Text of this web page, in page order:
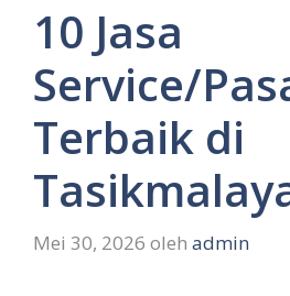
10 Jasa
Service/
Terbaik di
Mei 30, 2026 oleh admin